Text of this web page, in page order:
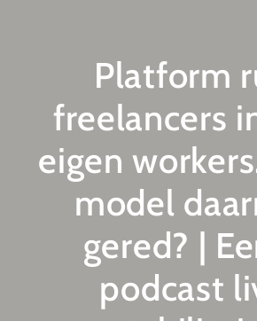
Platform
freelancers
eigen
model
gered? |
podcast